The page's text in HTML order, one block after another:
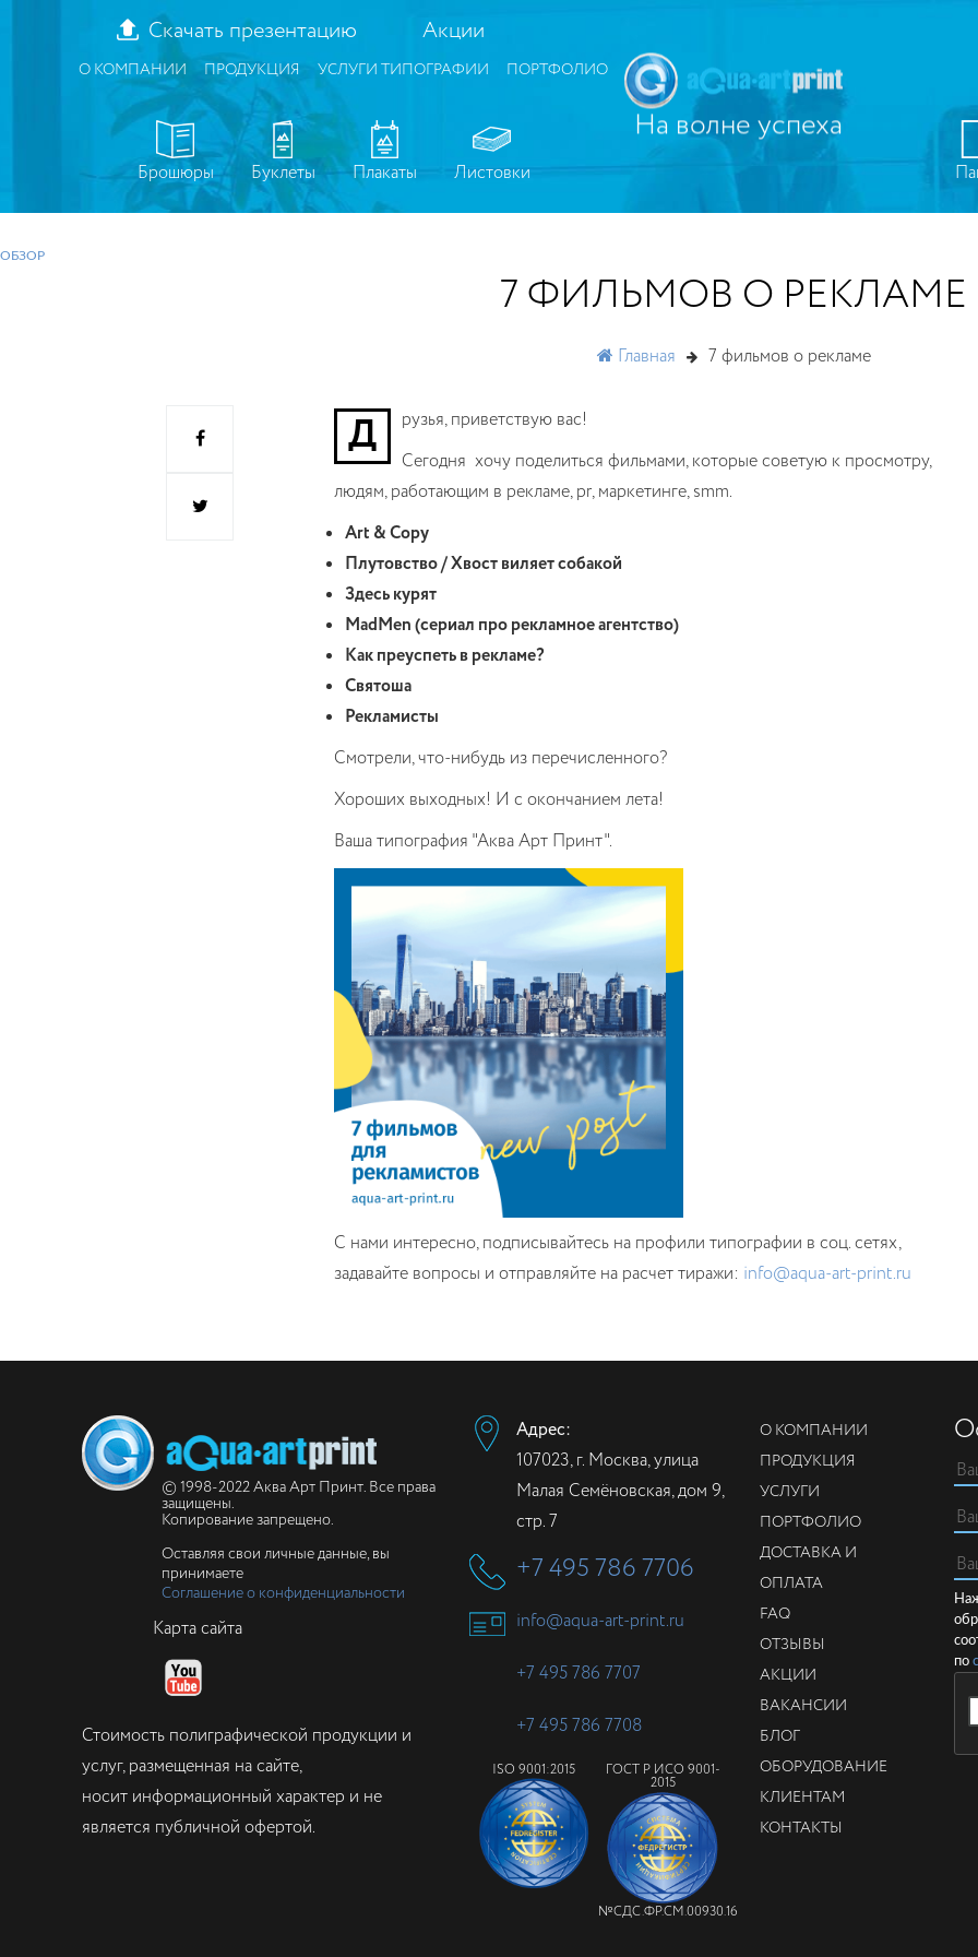
Скачать презентацию Акции
О КОМПАНИИ ПРОДУКЦИЯ УСЛУГИ ТИПОГРАФИИ ПОРТФОЛИО
Брошюры Буклеты Плакаты Листовки
На волне успеха
ОБЗОР
7 ФИЛЬМОВ О РЕКЛАМЕ
Главная 7 фильмов о рекламе
Друзья, приветствую вас!
Сегодня хочу поделиться фильмами, которые советую к просмотру,
людям, работающим в рекламе, pr, маркетинге, smm.
Art & Copy
Плутовство / Хвост виляет собакой
Здесь курят
MadMen (сериал про рекламное агентство)
Как преуспеть в рекламе?
Святоша
Рекламисты
Смотрели, что-нибудь из перечисленного?
Хороших выходных! И с окончанием лета!
Ваша типография "Аква Арт Принт".
С нами интересно, подписывайтесь на профили типографии в соц. сетях,
задавайте вопросы и отправляйте на расчет тиражи: info@aqua-art-print.ru
© 1998-2022 Аква Арт Принт. Все права
защищены.
Копирование запрещено.
Оставляя свои личные данные, вы
принимаете
Соглашение о конфиденциальности
Карта сайта
Стоимость полиграфической продукции и
услуг, размещенная на сайте,
носит информационный характер и не
является публичной офертой.
Адрес:
107023, г. Москва, улица
Малая Семёновская, дом 9,
стр. 7
+7 495 786 7706
info@aqua-art-print.ru
+7 495 786 7707
+7 495 786 7708
ISO 9001:2015 ГОСТ Р ИСО 9001-
2015
№СДС.ФР.СМ.00930.16
О КОМПАНИИ
ПРОДУКЦИЯ
УСЛУГИ
ПОРТФОЛИО
ДОСТАВКА И
ОПЛАТА
FAQ
ОТЗЫВЫ
АКЦИИ
ВАКАНСИИ
БЛОГ
ОБОРУДОВАНИЕ
КЛИЕНТАМ
КОНТАКТЫ
по